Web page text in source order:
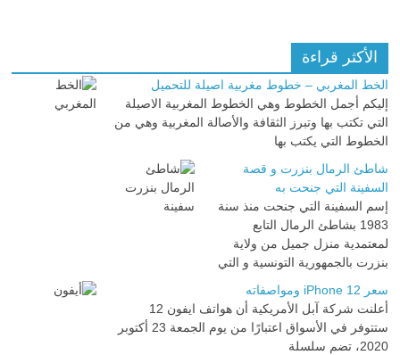
الأكثر قراءة
الخط المغربي – خطوط مغربية اصيلة للتحميل
إليكم أجمل الخطوط وهي الخطوط المغربية الاصيلة
التي تكتب بها وتبرز الثقافة والأصالة المغربية وهي من
الخطوط التي يكتب بها
شاطئ الرمال بنزرت و قصة
السفينة التي جنحت به
إسم السفينة التي جنحت منذ سنة
1983 بشاطئ الرمال التابع
لمعتمدية منزل جميل من ولاية
بنزرت بالجمهورية التونسية و التي
سعر iPhone 12 ومواصفاته
أعلنت شركة آبل الأمريكية أن هواتف ايفون 12
ستتوفر في الأسواق اعتبارًا من يوم الجمعة 23 أكتوبر
2020، تضم سلسلة